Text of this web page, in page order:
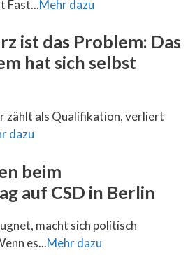
Fast...Mehr dazu
ist das Problem: Das
hat sich selbst
zählt als Qualifikation, verliert
dazu
beim
auf CSD in Berlin
macht sich politisch
es...Mehr dazu